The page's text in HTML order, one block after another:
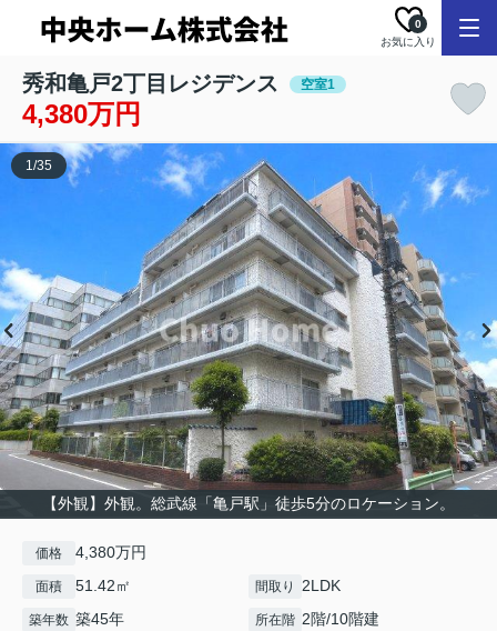
お気に入り
0
秀和亀戸2丁目レジデンス 空室1
4,380万円
【外観】外観。総武線「亀戸駅」徒歩5分のロケーション。
1/35
価格 4,380万円
面積 51.42㎡ 間取り 2LDK
築年数 築45年 所在階 2階/10階建